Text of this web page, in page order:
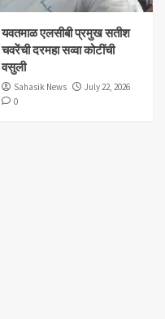
यवतमाळ एलसीबी प्रमुख सतीश
चवरेंची दरमहा सव्वा कोटींची
वसुली
Sahasik News
July 22, 2026
0